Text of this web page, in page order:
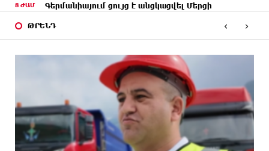
8 ԺԱՄ
ԱՌԱՋ
Գերմանիայում ցույց է անցկացվել Մերցի
կառավարության դեմ
23-ամյա ուսանողի մշակած հավելվածը
հարավկորեական App Store-ում շրջանցել է
նույնիսկ Google Maps-ը
9 ԺԱՄ
ԱՌԱՋ
Ռուսաստանի տարածքում ոչնչացվել է
ուկրաինական 360 անօդաչու թռչող սարք
ԹՐԵՆԴ ‹ ›